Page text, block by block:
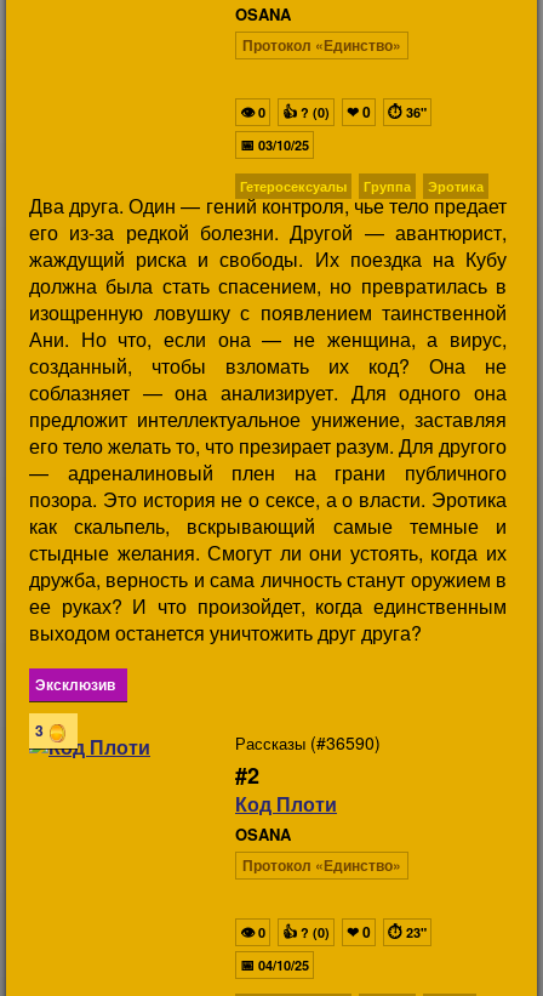
OSANA
Протокол «Единство»
Два друга. Один — гений контроля, чье тело предает
его из-за редкой болезни. Другой — авантюрист,
жаждущий риска и свободы. Их поездка на Кубу
должна была стать спасением, но превратилась в
изощренную ловушку с появлением таинственной
Ани. Но что, если она — не женщина, а вирус,
созданный, чтобы взломать их код? Она не
соблазняет — она анализирует. Для одного она
предложит интеллектуальное унижение, заставляя
его тело желать то, что презирает разум. Для другого
— адреналиновый плен на грани публичного
позора. Это история не о сексе, а о власти. Эротика
как скальпель, вскрывающий самые темные и
стыдные желания. Смогут ли они устоять, когда их
дружба, верность и сама личность станут оружием в
ее руках? И что произойдет, когда единственным
выходом останется уничтожить друг друга?
👁0 👍 ? (0) ❤0 ⏱ 36"
📅 03/10/25
Гетеросексуалы Группа Эротика
Эксклюзив
3
Рассказы (#36590)
#2
Код Плоти
OSANA
Протокол «Единство»
👁0 👍 ? (0) ❤0 ⏱ 23"
📅 04/10/25